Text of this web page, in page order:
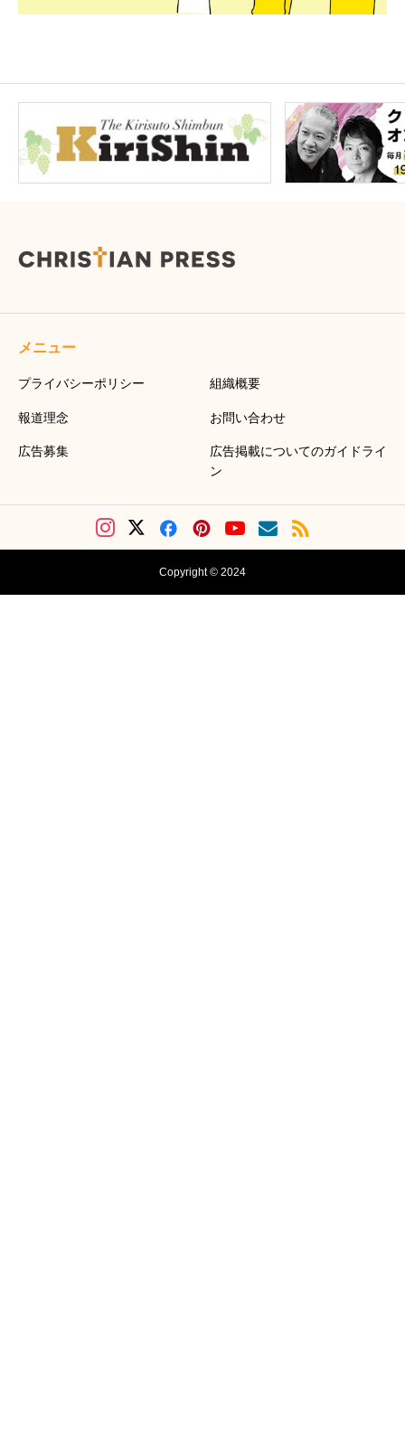
メニュー
プライバシーポリシー 組織概要
報道理念 お問い合わせ
広告募集
広告掲載についてのガイドライ
ン
Copyright © 2024